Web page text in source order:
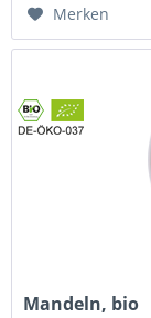
Merken
Mandeln, bio